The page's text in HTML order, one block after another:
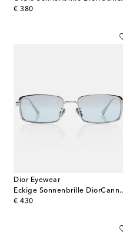
€ 380
original price
Dior Eyewear
Eckige
€ 430
original price